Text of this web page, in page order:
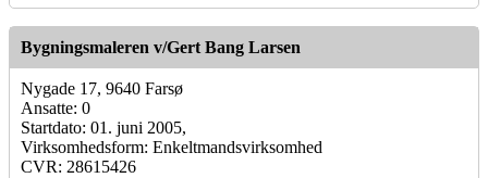
Bygningsmaleren v/Gert Bang Larsen
Nygade 17, 9640 Farsø
Ansatte: 0
Startdato: 01. juni 2005,
Virksomhedsform: Enkeltmandsvirksomhed
CVR: 28615426